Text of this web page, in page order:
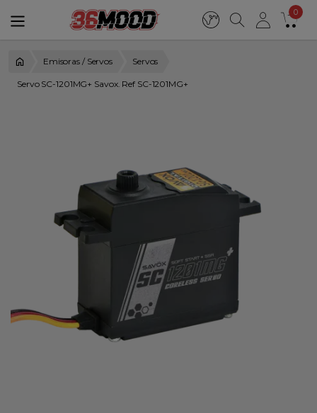
0
Emisoras / Servos Servos
Servo SC-1201MG+ Savox. Ref SC-1201MG+